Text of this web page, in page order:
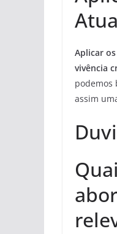
Aplicar
vivência
podemos
assim